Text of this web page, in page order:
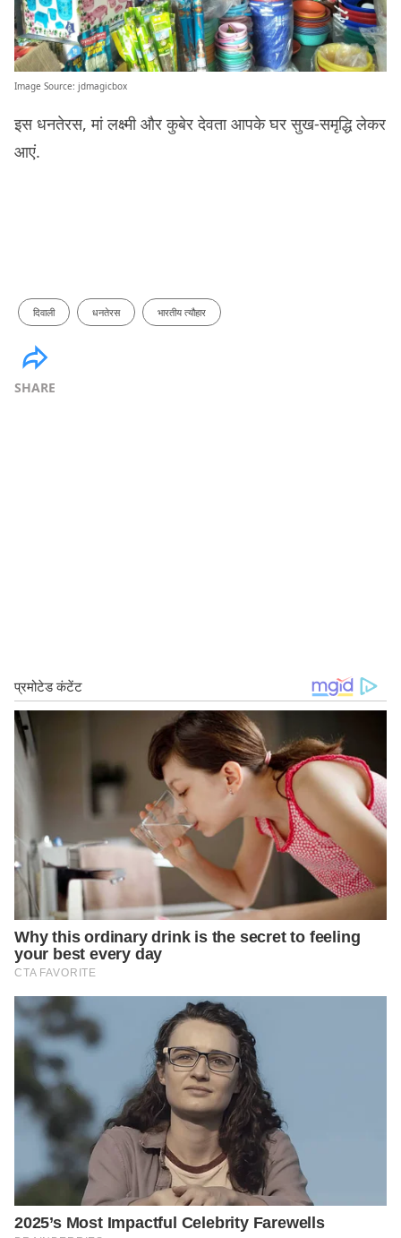
Image Source: jdmagicbox
इस धनतेरस, मां लक्ष्मी और कुबेर देवता आपके घर सुख-समृद्धि लेकर
आएं.
दिवाली धनतेरस भारतीय त्यौहार
SHARE